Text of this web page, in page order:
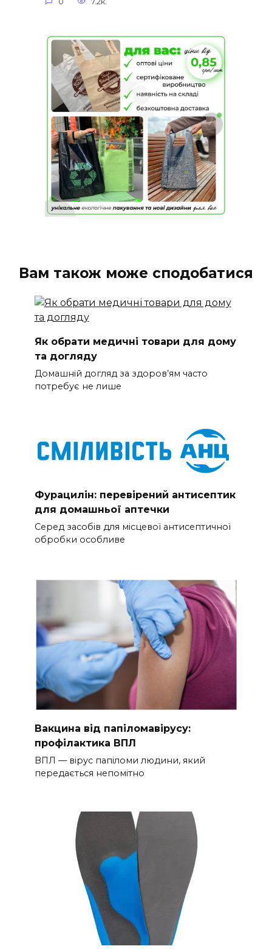
Вам також може сподобатися
Як обрати медичні товари для дому
та догляду
Домашній догляд за здоров’ям часто
потребує не лише
Фурацилін: перевірений антисептик
для домашньої аптечки
Серед засобів для місцевої антисептичної
обробки особливе
Вакцина від папіломавірусу:
профілактика ВПЛ
ВПЛ — вірус папіломи людини, який
передається непомітно